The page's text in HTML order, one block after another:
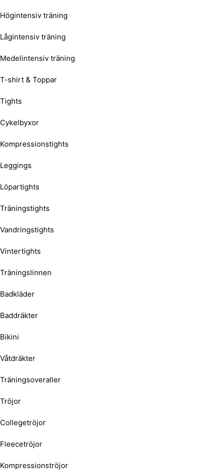
Högintensiv träning
Lågintensiv träning
Medelintensiv träning
T-shirt & Toppar
Tights
Cykelbyxor
Kompressionstights
Leggings
Löpartights
Träningstights
Vandringstights
Vintertights
Träningslinnen
Badkläder
Baddräkter
Bikini
Våtdräkter
Träningsoveraller
Tröjor
Collegetröjor
Fleecetröjor
Kompressionströjor